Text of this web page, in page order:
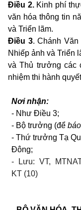
Điều 2. Kinh phí
văn hóa thông tin
và Triển lãm.
Điều 3. Chánh Văn
Nhiếp ảnh và Triển
và Thủ trưởng các
nhiệm thi hành
Nơi nhận:
- Như Điều 3;
- Bộ trưởng (để
- Thứ trưởng Tạ
Đông;
- Lưu: VT,
KT (10)